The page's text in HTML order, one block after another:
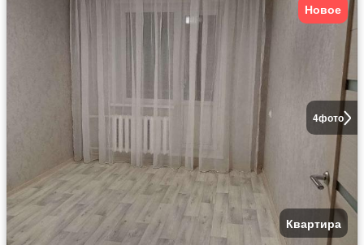
4фото
Новое
Квартира